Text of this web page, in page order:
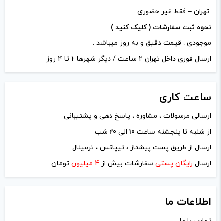
نام*
ایمیل*
تهران – فقط غیر حضوری
نحوه ثبت سفارشات ( کلیک کنید )
موجودی ، قیمت دقیق و به روز میباشد .
ارسال فوری داخل تهران 2 ساعت / دیگر شهرها 2 تا 4 روز
ساعت کاری
ارسالی مرسولات ، مشاوره ، پاسخ دهی و پشتیبانی
از شنبه تا پنجشنه ساعت 10 الی 20 شب
ارسال از طریق پست پیشتاز ، تیپاکس ، ترمینال
ارسال رایگان پستی سفارشات بیش از 4 میلیون تومان
اطلاعات ما